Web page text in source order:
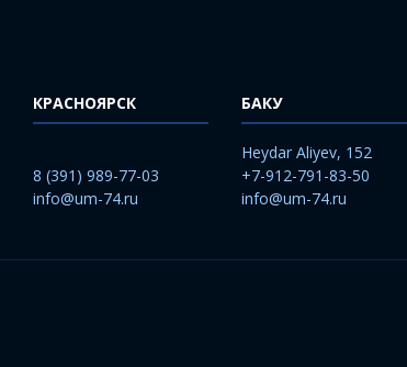
КРАСНОЯРСК
8 (391) 989-77-03
info@um-74.ru
БАКУ
Heydar Aliyev, 152
+7-912-791-83-50
info@um-74.ru